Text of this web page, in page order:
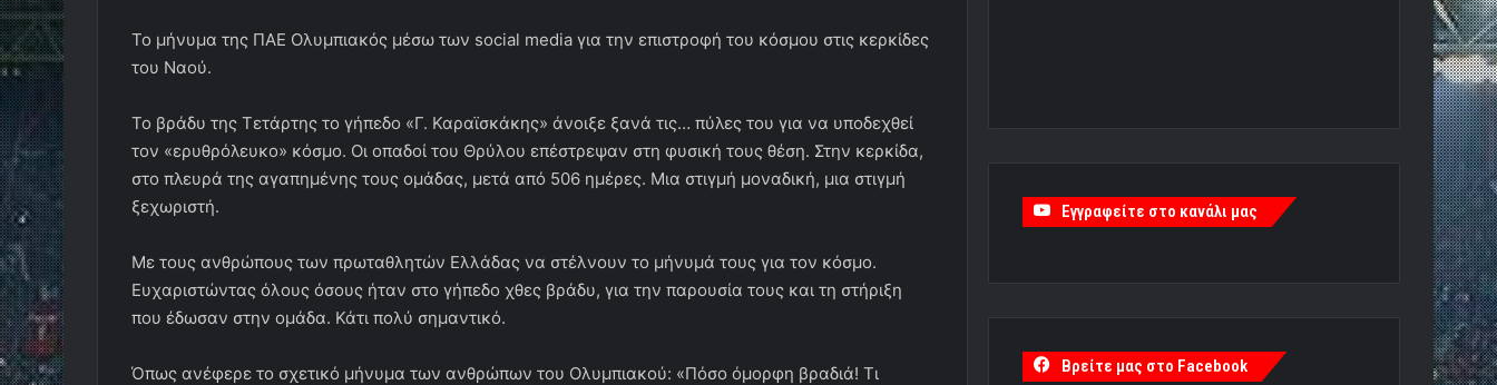
Το μήνυμα της ΠΑΕ Ολυμπιακός μέσω των social media για την επιστροφή του κόσμου στις κερκίδες
του Ναού.
Το βράδυ της Τετάρτης το γήπεδο «Γ. Καραϊσκάκης» άνοιξε ξανά τις… πύλες του για να υποδεχθεί
τον «ερυθρόλευκο» κόσμο. Οι οπαδοί του Θρύλου επέστρεψαν στη φυσική τους θέση. Στην κερκίδα,
στο πλευρά της αγαπημένης τους ομάδας, μετά από 506 ημέρες. Μια στιγμή μοναδική, μια στιγμή
ξεχωριστή.
Με τους ανθρώπους των πρωταθλητών Ελλάδας να στέλνουν το μήνυμά τους για τον κόσμο.
Ευχαριστώντας όλους όσους ήταν στο γήπεδο χθες βράδυ, για την παρουσία τους και τη στήριξη
που έδωσαν στην ομάδα. Κάτι πολύ σημαντικό.
Όπως ανέφερε το σχετικό μήνυμα των ανθρώπων του Ολυμπιακού: «Πόσο όμορφη βραδιά! Τι
Εγγραφείτε στο κανάλι μας
Βρείτε μας στο Facebook